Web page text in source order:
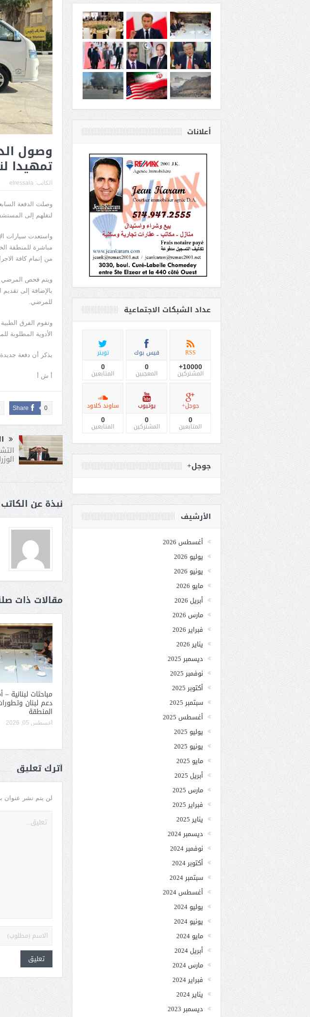
وصول
تمهيدا
الكاتب: elressala
وصلت الدفعة
لنقلهم إلى
واستعدت سيارات
مباشرة للمنطقة
من إتمام كافة
ويتم فحص المرضي
بالإضافة إلى
للمرضي.
وتقوم الفرق الطبية
الأدوية المطلوبة
يذكر أن دفعة
أ ش أ
Share 0
نبذة عن الكاتب
مقالات ذات
مباحثات لبنانية
دعم لبنان
المنطقة
أغسطس 05, 2026
أترك تعليق
لن يتم نشر عنوان
أعلانات
عداد الشبكات الاجتماعية
RSS
10000+
المشتركين
فيس بوك
0
المعجبين
تويتر
0
المتابعين
جوجل+
0
المتابعين
يوتيوب
0
المشتركين
ساوند كلاود
0
المتابعين
جوجل+
الأرشيف
أغسطس 2026
يوليو 2026
يونيو 2026
مايو 2026
أبريل 2026
مارس 2026
فبراير 2026
يناير 2026
ديسمبر 2025
نوفمبر 2025
أكتوبر 2025
سبتمبر 2025
أغسطس 2025
يوليو 2025
يونيو 2025
مايو 2025
أبريل 2025
مارس 2025
فبراير 2025
يناير 2025
ديسمبر 2024
نوفمبر 2024
أكتوبر 2024
سبتمبر 2024
أغسطس 2024
يوليو 2024
يونيو 2024
مايو 2024
أبريل 2024
مارس 2024
فبراير 2024
يناير 2024
ديسمبر 2023